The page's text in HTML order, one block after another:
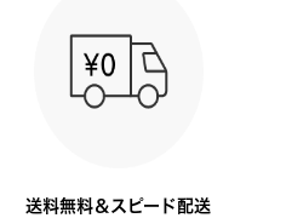
送料無料＆スピード配送